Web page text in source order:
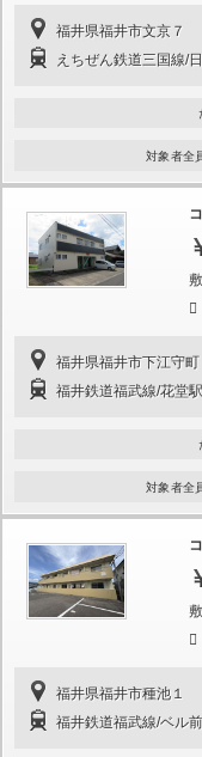
福井県福井市文京７
えちぜん鉄道三国線/
対象者全
福井県福井市下江守町
福井鉄道福武線/花堂
対象者全
福井県福井市種池１
福井鉄道福武線/ベル